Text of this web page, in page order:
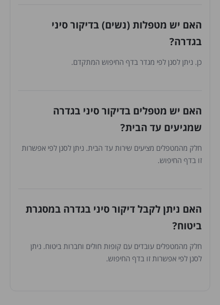
האם יש מטפלות (נשים) בדיקור סיני
בגדרה?
כן. ניתן לסנן לפי מגדר בדף החיפוש המתקדם.
האם יש מטפלים בדיקור סיני בגדרה
שמגיעים עד הבית?
חלק מהמטפלים מציעים שירות עד הבית. ניתן לסנן לפי אפשרות
זו בדף החיפוש.
האם ניתן לקבל דיקור סיני בגדרה במסגרת
ביטוח?
חלק מהמטפלים עובדים עם קופות חולים וחברות ביטוח. ניתן
לסנן לפי אפשרות זו בדף החיפוש.